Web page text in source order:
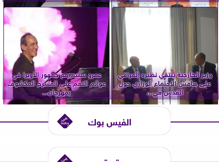
وزير الخارجية يلتقي نظيره العراقي
على هامش الاجتماع الوزاري حول
القدس في...
عمرو سليم مع جمهور الأوبرا في
عوالم النغم على المسرح المكشوف
بمهرجان...
الفيس بوك